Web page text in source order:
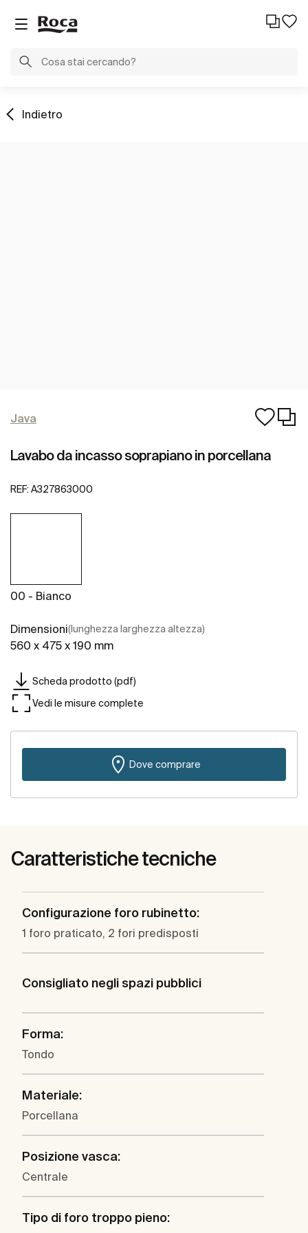
Indietro
Java
Lavabo da incasso soprapiano in porcellana
REF: A327863000
00 - Bianco
Dimensioni(lunghezza larghezza altezza)
560 x 475 x 190 mm
Scheda prodotto (pdf)
Vedi le misure complete
Dove comprare
Caratteristiche tecniche
Configurazione foro rubinetto:
1 foro praticato, 2 fori predisposti
Consigliato negli spazi pubblici
Forma:
Tondo
Materiale:
Porcellana
Posizione vasca:
Centrale
Tipo di foro troppo pieno: